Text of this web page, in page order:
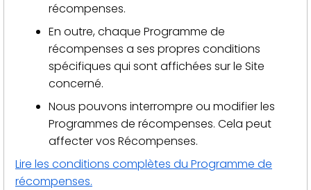
récompenses.
En outre, chaque Programme de
récompenses a ses propres conditions
spécifiques qui sont affichées sur le Site
concerné.
Nous pouvons interrompre ou modifier les
Programmes de récompenses. Cela peut
affecter vos Récompenses.
Lire les conditions complètes du Programme de
récompenses.